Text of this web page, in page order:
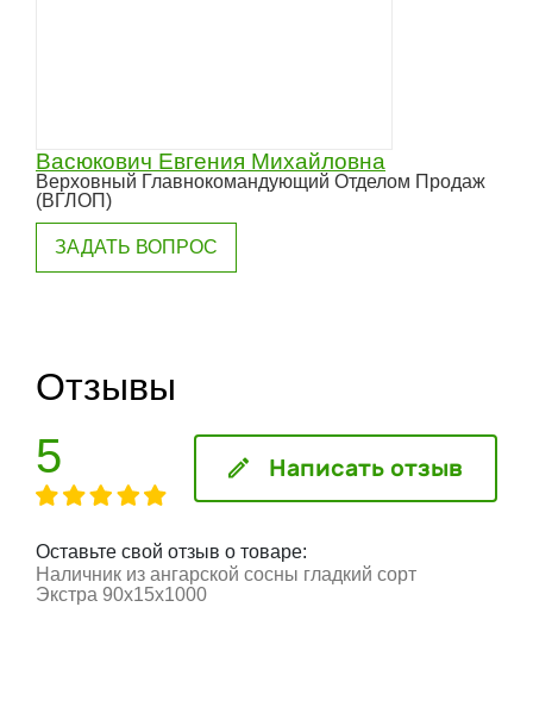
Васюкович Евгения Михайловна
Верховный Главнокомандующий Отделом Продаж
(ВГЛОП)
ЗАДАТЬ ВОПРОС
Отзывы
5 Написать отзыв
Оставьте свой отзыв о товаре:
Наличник из ангарской сосны гладкий сорт
Экстра 90x15x1000